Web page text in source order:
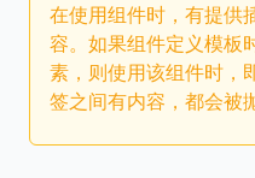
在使用组件时，有提供
容。如果组件定义模板
素，则使用该组件时，
签之间有内容，都会被